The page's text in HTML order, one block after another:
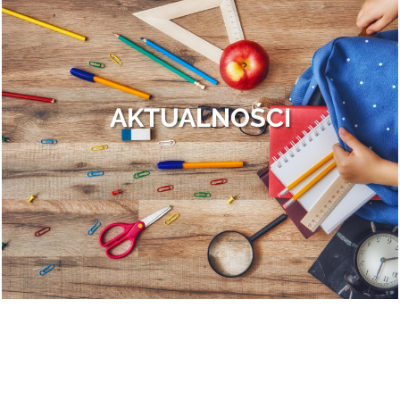
Finał II edycji Bezpiecznego Mazowsza.
Otrębusy znowu obsypane nagrodami!
To był dzień pełen wrażeń, przepełniony do samego końca całą gamą
ludzkich uczuć: od wybuchów szalonej radości po rozczarowanie i gorzki
smak porażki. Ale po kolei.AKTUALNOŚCI